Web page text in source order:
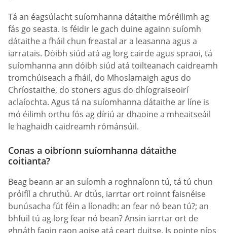
Tá an éagsúlacht suíomhanna dátaithe móréilimh ag
fás go seasta. Is féidir le gach duine againn suíomh
dátaithe a fháil chun freastal ar a leasanna agus a
iarratais. Dóibh siúd atá ag lorg cairde agus spraoi, tá
suíomhanna ann dóibh siúd atá toilteanach caidreamh
tromchúiseach a fháil, do Mhoslamaigh agus do
Chríostaithe, do stoners agus do dhíograiseoirí
aclaíochta. Agus tá na suíomhanna dátaithe ar líne is
mó éilimh orthu fós ag díriú ar dhaoine a mheaitseáil
le haghaidh caidreamh rómánsúil.
Conas a oibríonn suíomhanna dátaithe
coitianta?
Beag beann ar an suíomh a roghnaíonn tú, tá tú chun
próifíl a chruthú. Ar dtús, iarrtar ort roinnt faisnéise
bunúsacha fút féin a líonadh: an fear nó bean tú?; an
bhfuil tú ag lorg fear nó bean? Ansin iarrtar ort de
ghnáth faoin raon aoise atá ceart duitse. Is pointe níos